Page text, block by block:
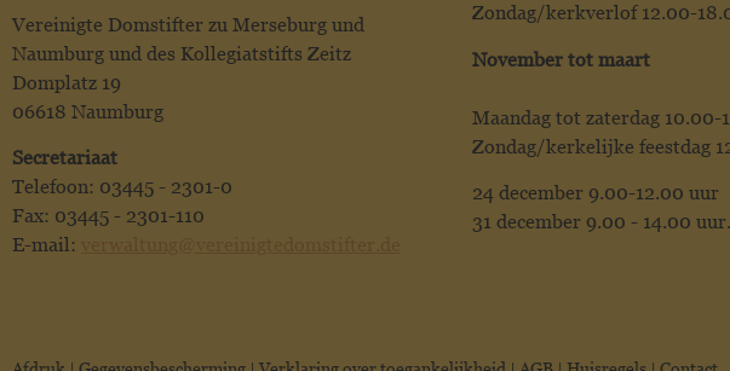
Vereinigte Domstifter zu Merseburg und
Naumburg und des Kollegiatstifts Zeitz
Domplatz 19
06618 Naumburg
Secretariaat
Telefoon: 03445 - 2301-0
Fax: 03445 - 2301-110
E-mail:
Zondag/kerkverlof 12.00-
November tot maart
Maandag tot zaterdag 10.00-
Zondag/kerkelijke feestdag
24 december 9.00-12.00 uur
31 december 9.00 - 14.00 uur.